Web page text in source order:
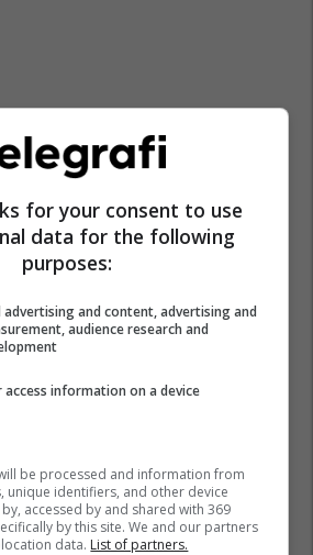
for your consent to use
data for the following
purposes:
advertising and content, advertising and
audience research and
information on a device
be processed and information from
unique identifiers, and other device
accessed by and shared with 369
by this site. We and our partners
data. List of partners.